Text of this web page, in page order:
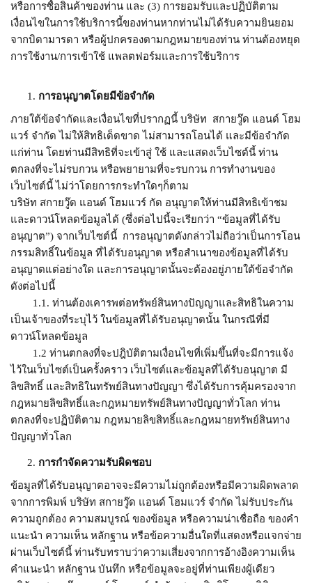
หรือการซื้อสินค้าของท่าน และ (3) การยอมรับและปฏิบัติตาม
เงื่อนไขในการใช้บริการนี้ของท่านหากท่านไม่ได้รับความยินยอม
จากบิดามารดา หรือผู้ปกครองตามกฎหมายของท่าน ท่านต้องหยุด
การใช้งาน/การเข้าใช้ แพลตฟอร์มและการใช้บริการ
การอนุญาตโดยมีข้อจำกัด
ภายใต้ข้อจำกัดและเงื่อนไขที่ปรากฏนี้ บริษัท สกายวู๊ด แอนด์ โฮม
แวร์ จำกัด ไม่ให้สิทธิเด็ดขาด ไม่สามารถโอนได้ และมีข้อจำกัด
แก่ท่าน โดยท่านมีสิทธิที่จะเข้าสู่ ใช้ และแสดงเว็บไซต์นี้ ท่าน
ตกลงที่จะไม่รบกวน หรือพยายามที่จะรบกวน การทำงานของ
เว็บไซต์นี้ ไม่ว่าโดยการกระทำใดๆก็ตาม
บริษัท สกายวู๊ด แอนด์ โฮมแวร์ กัด อนุญาตให้ท่านมีสิทธิเข้าชม
และดาวน์โหลดข้อมูลได้ (ซึ่งต่อไปนี้จะเรียกว่า “ข้อมูลที่ได้รับ
อนุญาต”) จากเว็บไซต์นี้ การอนุญาตดังกล่าวไม่ถือว่าเป็นการโอน
กรรมสิทธิ์ในข้อมูล ที่ได้รับอนุญาต หรือสำเนาของข้อมูลที่ได้รับ
อนุญาตแต่อย่างใด และการอนุญาตนั้นจะต้องอยู่ภายใต้ข้อจำกัด
ดังต่อไปนี้
1.1. ท่านต้องเคารพต่อทรัพย์สินทางปัญญาและสิทธิในความ
เป็นเจ้าของที่ระบุไว้ ในข้อมูลที่ได้รับอนุญาตนั้น ในกรณีที่มี
ดาวน์โหลดข้อมูล
1.2 ท่านตกลงที่จะปฎิบัติตามเงื่อนไขที่เพิ่มขึ้นที่จะมีการแจ้ง
ไว้ในเว็บไซต์เป็นครั้งคราว เว็บไซต์และข้อมูลที่ได้รับอนุญาต มี
ลิขสิทธิ์ และสิทธิในทรัพย์สินทางปัญญา ซึ่งได้รับการคุ้มครองจาก
กฎหมายลิขสิทธิ์และกฎหมายทรัพย์สินทางปัญญาทั่วโลก ท่าน
ตกลงที่จะปฏิบัติตาม กฎหมายลิขสิทธิ์และกฎหมายทรัพย์สินทาง
ปัญญาทั่วโลก
การกำจัดความรับผิดชอบ
ข้อมูลที่ได้รับอนุญาตอาจจะมีความไม่ถูกต้องหรือมีความผิดพลาด
จากการพิมพ์ บริษัท สกายวู๊ด แอนด์ โฮมแวร์ จำกัด ไม่รับประกัน
ความถูกต้อง ความสมบูรณ์ ของข้อมูล หรือความน่าเชื่อถือ ของคำ
แนะนำ ความเห็น หลักฐาน หรือข้อความอื่นใดที่แสดงหรือแจกจ่าย
ผ่านเว็บไซต์นี้ ท่านรับทราบว่าความเสี่ยงจากการอ้างอิงความเห็น
คำแนะนำ หลักฐาน บันทึก หรือข้อมูลจะอยู่ที่ท่านเพียงผู้เดียว